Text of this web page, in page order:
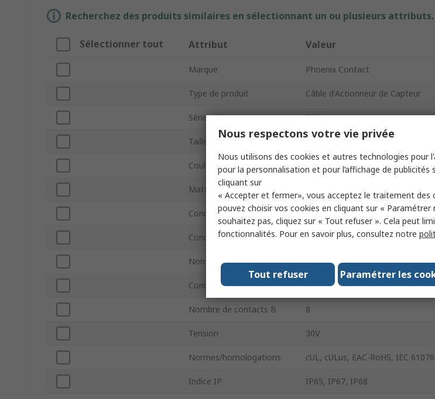
Recherchez des produits similaires en sélectionnant un ou plusieurs attributs.
Sélectionner tout Attribut Valeur
Marque Phoenix Contact
Type de produit Câble d'Actionneur de Capteur
Série SAC
Taille du câble
Couleur de la gaine Noir, Gris
Matériau de la gaine
Connecteur type A M8
Connecteur genre A Femelle
Nombre de contacts A 8
Connecteur type B M8
Nombre de contacts B 8
Tension 30V
Normes/homologations cUL, cULus, EAC-RoHS, IEC
Indice IP IP65, IP67, IP68
Nous respectons votre vie privée
Nous utilisons des cookies et autres technologies pour
pour la personnalisation et pour l’affichage de publicités
cliquant sur
« Accepter et fermer», vous acceptez le traitement des
pouvez choisir vos cookies en cliquant sur « Paramétrer
souhaitez pas, cliquez sur « Tout refuser ». Cela peut
fonctionnalités. Pour en savoir plus, consultez notre
Paramétrer les
Tout refuser